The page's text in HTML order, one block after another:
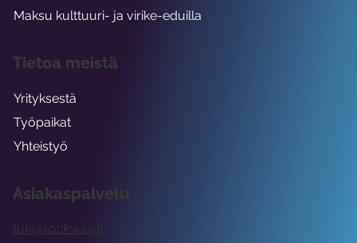
Asiakaspalvelu
tuki@rockway.fi
Maksu kulttuuri- ja virike-eduilla
Tietoa meistä
Yrityksestä
Työpaikat
Yhteistyö